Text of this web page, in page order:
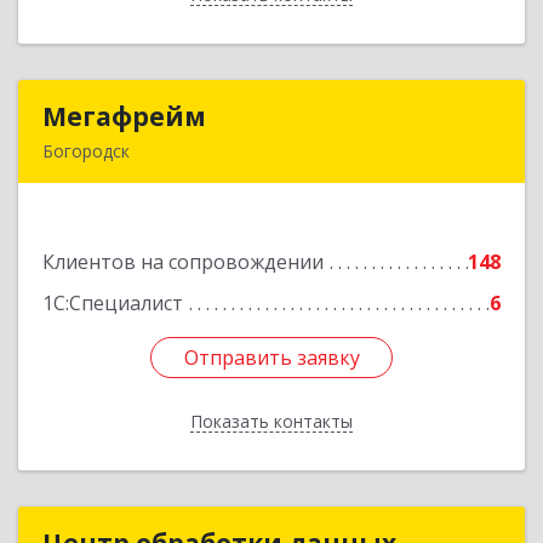
Мегафрейм
Богородск
Клиентов на сопровождении
148
1С:Специалист
6
Отправить заявку
Показать контакты
Подробнее
Отправить заявку
Назад